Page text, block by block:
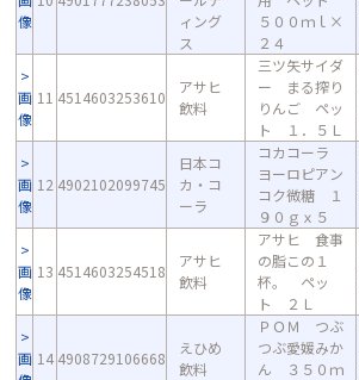
像
ィング
ス
５００ｍｌ×
２４
画
像
11 4514603253610
アサヒ
飲料
三ツ矢サイダ
ー まる搾り
りんご ペッ
ト １．５Ｌ
画
像
12 4902102099745
日本コ
カ・コ
ーラ
コカコーラ
ヨーロピアン
コク微糖 １
９０ｇｘ５
画
像
13 4514603254518
アサヒ
飲料
アサヒ 食事
の脂この１
杯。 ペッ
ト ２Ｌ
画 14 4908729106668
えひめ
飲料
ＰＯＭ つぶ
つぶ愛媛みか
ん ３５０ｍ